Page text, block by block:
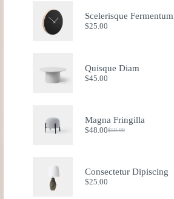
Scelerisque Fermentum
$25.00
Quisque Diam
$45.00
Magna Fringilla
$58.00
Original
$48.00Current
Consectetur Dipiscing
$25.00